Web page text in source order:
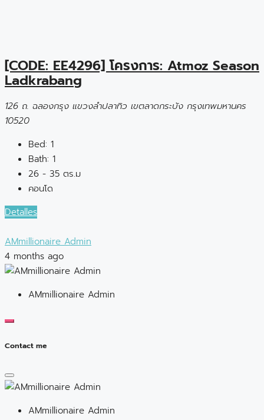
[CODE: EE4296] โครงการ: Atmoz Season
Ladkrabang
126 ถ. ฉลองกรุง แขวงลำปลาทิว เขตลาดกระบัง กรุงเทพมหานคร
10520
Bed: 1
Bath: 1
26 - 35 ตร.ม
คอนโด
Detalles
AMmillionaire Admin
4 months ago
AMmillionaire Admin
Contact me
AMmillionaire Admin